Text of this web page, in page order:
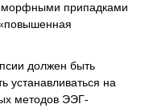
припадками
должен быть
устанавливаться на
методов ЭЭГ-